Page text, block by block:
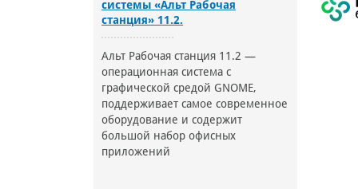
системы «Альт Рабочая
станция» 11.2.
Альт Рабочая станция 11.2 —
операционная система с
графической средой GNOME,
поддерживает самое современное
оборудование и содержит
большой набор офисных
приложений